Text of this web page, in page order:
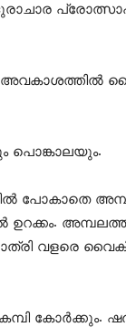
ദുരാചാര
അവകാശത്തിൽ
പൊങ്കാലയും.
പോകാതെ
ഉറക്കം.
വളരെ വൈകി
കോർക്കും.